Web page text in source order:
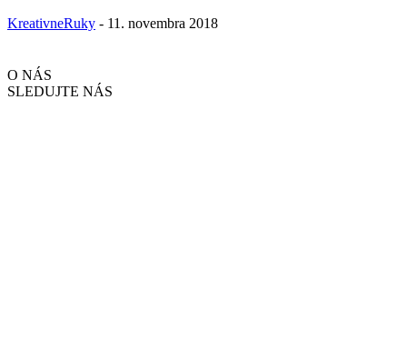
KreativneRuky - 11. novembra 2018
O NÁS
SLEDUJTE NÁS